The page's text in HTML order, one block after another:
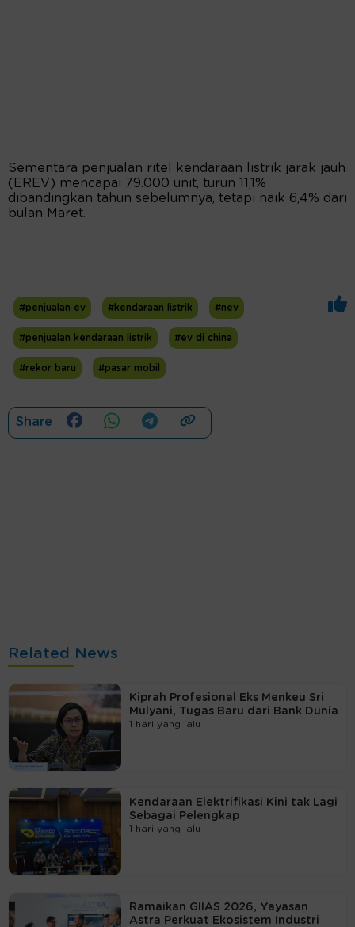
Sementara penjualan ritel kendaraan listrik jarak jauh
(EREV) mencapai 79.000 unit, turun 11,1%
dibandingkan tahun sebelumnya, tetapi naik 6,4% dari
bulan Maret.
#penjualan ev #kendaraan listrik #nev
#penjualan kendaraan listrik #ev di china
#rekor baru #pasar mobil
Share
Related News
Kiprah Profesional Eks Menkeu Sri
Mulyani, Tugas Baru dari Bank Dunia
1 hari yang lalu
Kendaraan Elektrifikasi Kini tak Lagi
Sebagai Pelengkap
1 hari yang lalu
Ramaikan GIIAS 2026, Yayasan
Astra Perkuat Ekosistem Industri